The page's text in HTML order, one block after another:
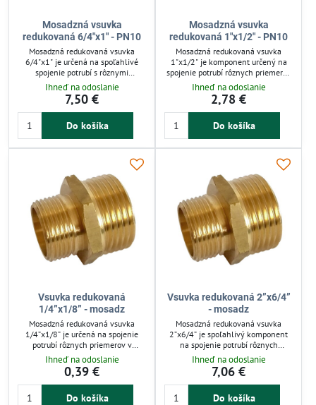
Mosadzná vsuvka
redukovaná 6/4"x1" - PN10
Mosadzná redukovaná vsuvka
6/4"x1" je určená na spoľahlivé
spojenie potrubí s rôznymi
priemermi v závlahových
systémoch, vodovodoch či
priemyselných inštaláciách. Vďaka
odolnej mosadzi zabezpečuje pevný
a korózii odolný spoj. Je vhodná pre
či oleje, čo umožňuje široké
Ihneď na odoslanie
7,50 €
Do košíka
Mosadzná vsuvka
redukovaná 1"x1/2" - PN10
Mosadzná redukovaná vsuvka
1"x1/2" je komponent určený na
spojenie potrubí rôznych priemerov
v závlahových a iných inštalačných
systémoch. Vďaka mosadznej
konštrukcii zaručuje vysokú
mechanickú pevnosť a odolnosť
proti korózii. Je vhodná pre vodu,
spoľahlivé a tesné spojenie s
možnosťou opätovného použitia.
Ihneď na odoslanie
2,78 €
Do košíka
Vsuvka redukovaná
1/4”x1/8” - mosadz
Mosadzná redukovaná vsuvka
1/4”x1/8” je určená na spojenie
potrubí rôznych priemerov v
závlahových a inštalačných
systémoch. Vďaka odolnej mosadzi
zaručuje pevné a korózii vzdorné
spoje. Hodí sa pre vodu, plyn či
oleje, zabezpečuje jednoduchú
Ihneď na odoslanie
0,39 €
Do košíka
Vsuvka redukovaná 2”x6/4”
- mosadz
Mosadzná redukovaná vsuvka
2”x6/4” je spoľahlivý komponent
na spojenie potrubí rôznych
priemerov v závlahových a
vodoinštalačných systémoch.
Vďaka vysokej pevnosti a odolnosti
proti korózii zabezpečuje tesné a
trvácne spoje. Vhodná pre vodu,
Ihneď na odoslanie
7,06 €
Do košíka